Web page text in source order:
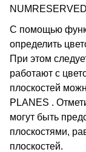
С помощью
определить
При этом
работают с
плоскостей
PLANES .
могут быть
плоскостями,
плоскостей.